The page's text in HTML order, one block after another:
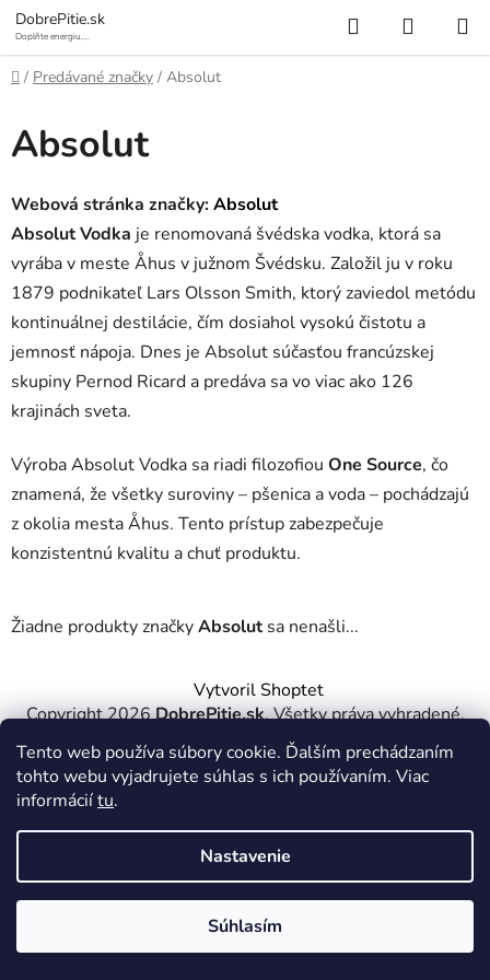
Tento web používa súbory cookie. Ďalším prechádzaním
tohto webu vyjadrujete súhlas s ich používaním. Viac
informáciítu.
Nastavenie
Súhlasím
Prejsť
na
obsah
DobrePitie.sk
Doplňte energiu,
Hľadať
KOŠÍK
Domov
/ Predávané značky / Absolut
Absolut
Webová stránka značky:Absolut
Absolut Vodka je renomovaná švédska vodka, ktorá sa
vyrába v meste Åhus v južnom Švédsku. Založil ju v roku
1879 podnikateľ Lars Olsson Smith, ktorý zaviedol metódu
kontinuálnej destilácie, čím dosiahol vysokú čistotu a
jemnosť nápoja. Dnes je Absolut súčasťou francúzskej
skupiny Pernod Ricard a predáva sa vo viac ako 126
krajinách sveta.
Výroba Absolut Vodka sa riadi filozofiou One Source, čo
znamená, že všetky suroviny – pšenica a voda – pochádzajú
z okolia mesta Åhus. Tento prístup zabezpečuje
konzistentnú kvalitu a chuť produktu.
Žiadne produkty značkyAbsolutsa nenašli...
á
p
Vytvoril Shoptet
Copyright 2026DobrePitie.sk. Všetky práva vyhradené.
Upraviť nastavenie cookies